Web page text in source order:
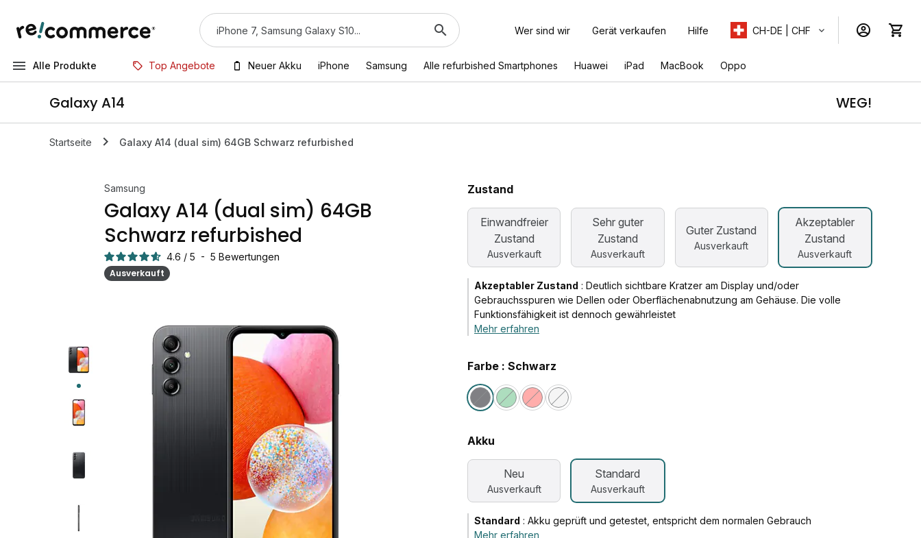
Wer sind wir Gerät verkaufen Hilfe CH-DE | CHF
Alle Produkte Top Angebote Neuer Akku iPhone Samsung Alle refurbished Smartphones Huawei iPad MacBook Oppo
Galaxy A14 WEG!
Startseite Galaxy A14 (dual sim) 64GB Schwarz refurbished
Samsung
Galaxy A14 (dual sim) 64GB
Schwarz refurbished
4.6 / 5 - 5 Bewertungen
Ausverkauft
Zustand
Einwandfreier
Zustand
Ausverkauft
Sehr guter
Zustand
Ausverkauft
Guter Zustand
Ausverkauft
Akzeptabler
Zustand
Ausverkauft
Akzeptabler Zustand : Deutlich sichtbare Kratzer am Display und/oder
Gebrauchsspuren wie Dellen oder Oberflächenabnutzung am Gehäuse. Die volle
Funktionsfähigkeit ist dennoch gewährleistet
Mehr erfahren
Farbe : Schwarz
Akku
Neu
Ausverkauft
Standard
Ausverkauft
Standard : Akku geprüft und getestet, entspricht dem normalen Gebrauch
Mehr erfahren